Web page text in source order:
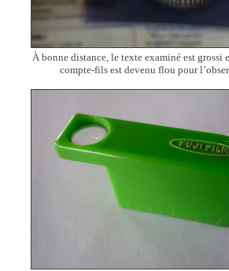
À bonne distance, le texte examiné est grossi
compte-fils est devenu flou pour